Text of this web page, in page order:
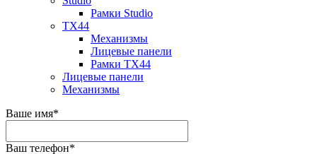
Рамки Studio
TX44
Механизмы
Лицевые панели
Рамки TX44
Лицевые панели
Механизмы
Ваше имя*
Ваш телефон*